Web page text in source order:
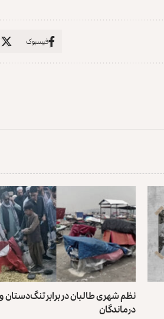
فیسبوک
نظم شهری طالبان در برابر تنگ‌دستان و
درماندگان